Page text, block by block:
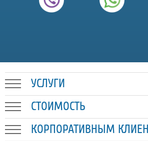
УСЛУГИ
СТОИМОСТЬ
КОРПОРАТИВНЫМ